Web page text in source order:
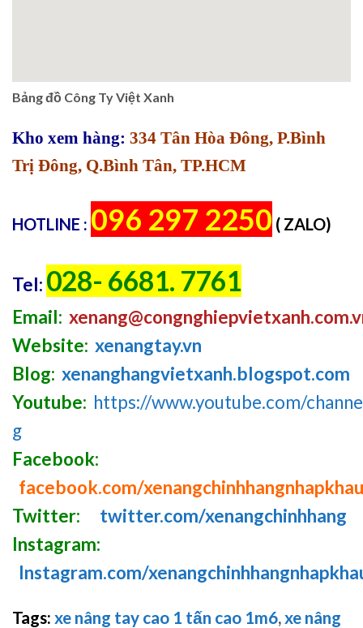
Bảng đồ Công Ty Việt Xanh
Kho xem hàng: 334 Tân Hòa Đông, P.Bình
Trị Đông, Q.Bình Tân, TP.HCM
HOTLINE : 096 297 2250 ( ZALO)
Tel: 028- 6681. 7761
Email:
Website: xenangtay.vn
Blog: xenanghangvietxanh.blogspot.com
Youtube: https://www.youtube.com/
g
Facebook:
facebook.com/xenangchinhhangnhapkhau
Twitter:
twitter.com/xenangchinhhang
Instagram:
Instagram.com/
Tags: xe nâng tay cao 1 tấn cao 1m6,xe nâng